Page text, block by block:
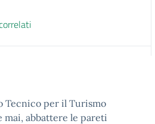
Tecnico per il Turismo
abbattere le pareti